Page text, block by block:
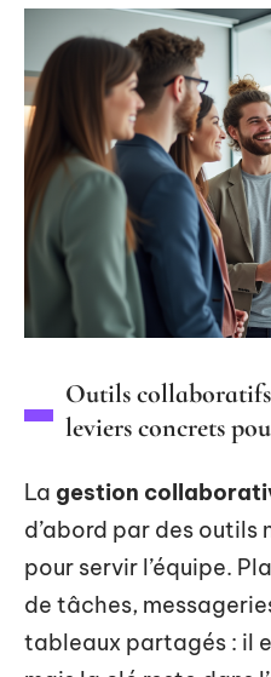
Outils collaboratifs
leviers concrets
La gestion
d’abord par des outils
pour servir l’équipe.
de tâches,
tableaux partagés : il